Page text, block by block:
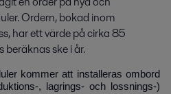
Ordern, bokad inom
har ett värde på cirka 85
beräknas ske i år.
kommer att installeras ombord
, lagrings- och lossnings-)